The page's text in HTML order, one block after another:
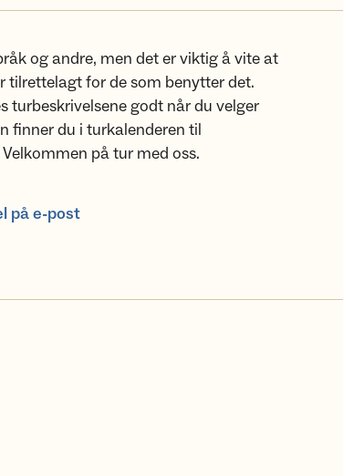
og andre, men det er viktig å vite at
tilrettelagt for de som benytter det.
turbeskrivelsene godt når du velger
finner du i turkalenderen til
på tur med oss.
på e-post